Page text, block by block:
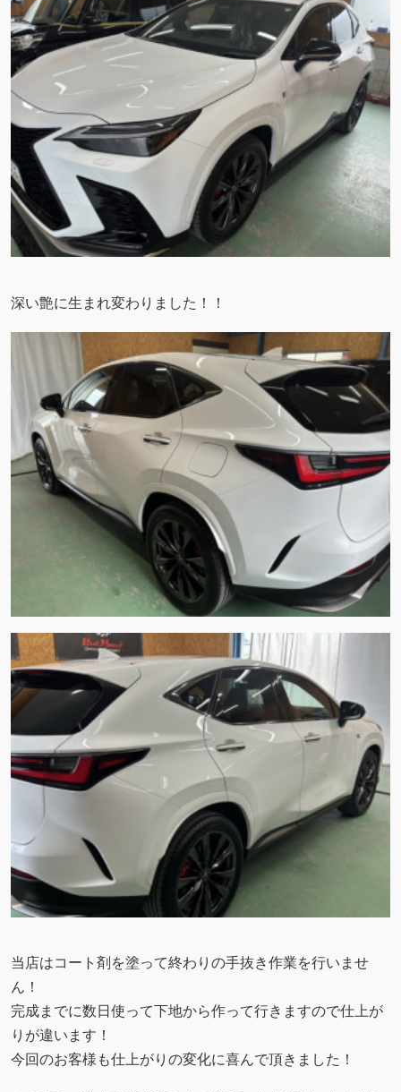
深い艶に生まれ変わりました！！
当店はコート剤を塗って終わりの手抜き作業を行いませ
ん！
完成までに数日使って下地から作って行きますので仕上が
りが違います！
今回のお客様も仕上がりの変化に喜んで頂きました！